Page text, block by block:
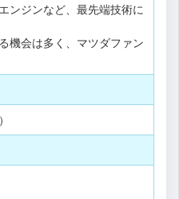
ンジンなど、最先端技術に
機会は多く、マツダファン